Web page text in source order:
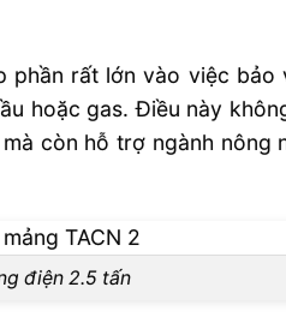
phần rất lớn vào việc
hoặc gas. Điều này
còn hỗ trợ ngành nông
điện 2.5 tấn